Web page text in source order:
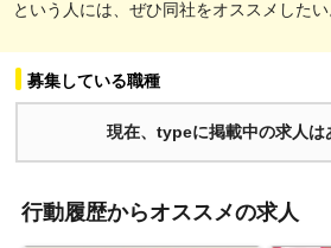
という人には、ぜひ同社をオススメしたい
募集している職種
現在、typeに掲載中の求人は
行動履歴からオススメの求人